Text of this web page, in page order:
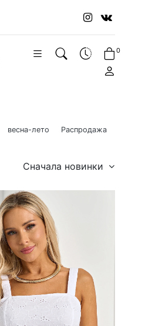
0
весна-лето
Распродажа
Сначала новинки